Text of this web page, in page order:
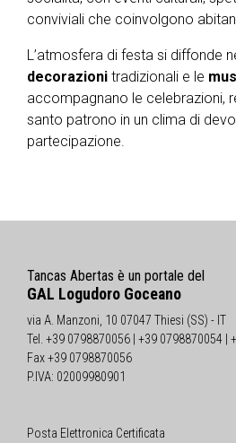
conviviali che coinvolgono
L’atmosfera di festa si diffonde
decorazioni tradizionali e le
accompagnano le celebrazioni,
santo patrono in un clima di
partecipazione.
Tancas Abertas è un portale del
GAL Logudoro Goceano
via A. Manzoni, 10 07047 Thiesi (SS) - IT
Tel. +39 0798870056 | +39 0798870054 |
Fax +39 0798870056
P.IVA: 02009980901
Posta Elettronica Certificata